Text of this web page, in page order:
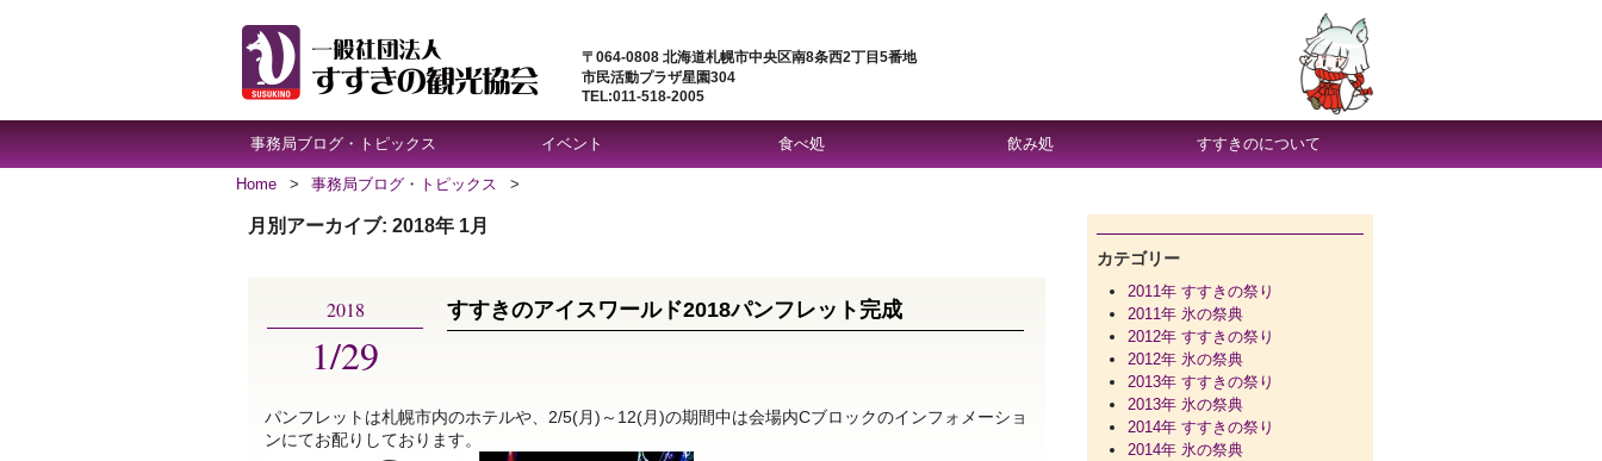
〒064-0808 北海道札幌市中央区南8条西2丁目5番地
市民活動プラザ星園304
TEL:011-518-2005
事務局ブログ・トピックス イベント 食べ処 飲み処 すすきのについて
Home > 事務局ブログ・トピックス >
月別アーカイブ: 2018年 1月
2018
1/29
すすきのアイスワールド2018パンフレット完成
パンフレットは札幌市内のホテルや、2/5(月)～12(月)の期間中は会場内Cブロックのインフォメーショ
ンにてお配りしております。
カテゴリー
2011年 すすきの祭り
2011年 氷の祭典
2012年 すすきの祭り
2012年 氷の祭典
2013年 すすきの祭り
2013年 氷の祭典
2014年 すすきの祭り
2014年 氷の祭典